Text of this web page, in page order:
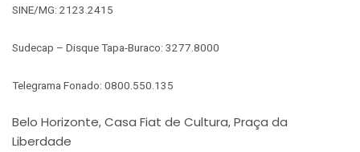
SINE/MG: 2123.2415
Sudecap – Disque Tapa-Buraco: 3277.8000
Telegrama Fonado: 0800.550.135
Belo Horizonte, Casa Fiat de Cultura, Praça da
Liberdade